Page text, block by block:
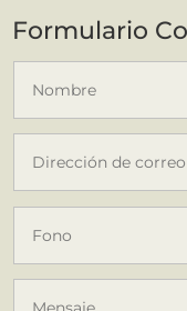
Formulario